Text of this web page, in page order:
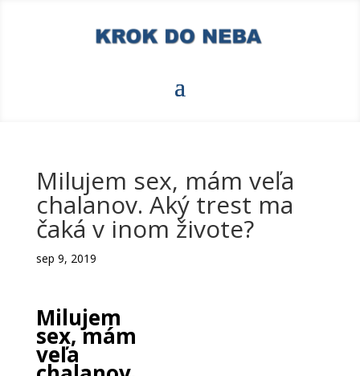
Milujem sex, mám veľa
chalanov. Aký trest ma
čaká v inom živote?
sep 9, 2019
Milujem
sex, mám
veľa